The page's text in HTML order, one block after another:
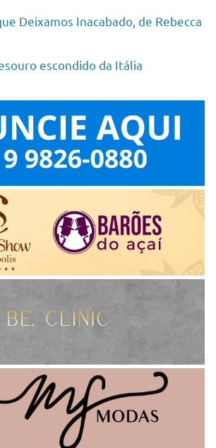
Deixamos Inacabado, de Rebecca
escondido da Itália